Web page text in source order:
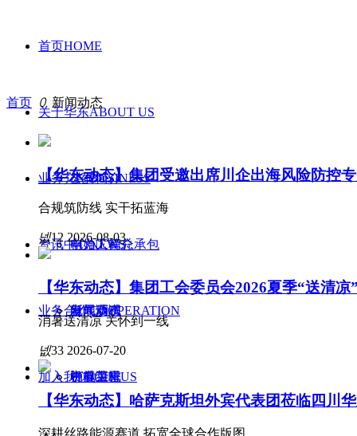
首页HOME
关于华东ABOUT US
公司简介
创始人简介
发展历程
资质荣誉
业务介绍BUSINESS
电力工程总承包
电气调试
机电工程
资讯中心NEWS
新闻动态
中标喜讯
业务合作COOPERATION
加入我们JOIN US
首页 ꄲ 新闻动态
【华东动态】集团受邀出席川企出海风险防控
合规筑防线 实干拓蓝海
넶12 2026-08-03
【华东动态】集团工会委员会2026夏季“送清
消暑送清凉 关怀到一线
넶33 2026-07-20
【华东动态】哈萨克斯坦外宾代表团莅临四川